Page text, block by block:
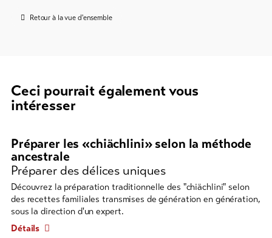
Retour à la vue d'ensemble
Ceci pourrait également vous
intéresser
s'ensuit
un
élément
de
carrousel
avec
plusieurs
Préparer les «chiächlini» selon la méthode
ancestrale
Préparer des délices uniques
Découvrez la préparation traditionnelle des "chiächlini" selon
des recettes familiales transmises de génération en génération,
sous la direction d'un expert.
Détails